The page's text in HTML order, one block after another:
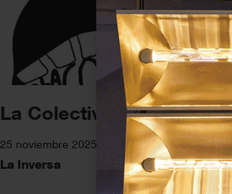
La Colectiva
25 noviembre 2025 - 30 enero 2026
La Inversa